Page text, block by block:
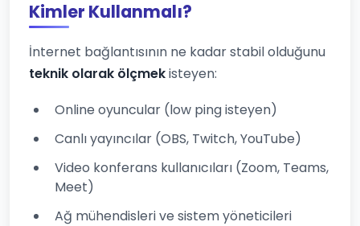
Kimler Kullanmalı?
İnternet bağlantısının ne kadar stabil olduğunu
teknik olarak ölçmekisteyen:
Online oyuncular (low ping isteyen)
Canlı yayıncılar (OBS, Twitch, YouTube)
Video konferans kullanıcıları (Zoom, Teams,
Meet)
Ağ mühendisleri ve sistem yöneticileri